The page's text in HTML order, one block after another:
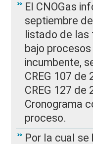
El CNOGas
septiembre
listado de las
bajo
incumbente,
CREG 107
CREG 127 de
Cronograma
proceso.
Por la cual se